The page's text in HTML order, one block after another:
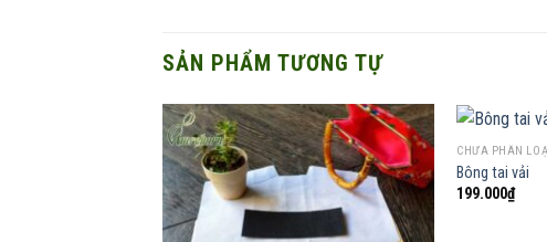
SẢN PHẨM TƯƠNG TỰ
Add to
wishlist
CHƯA PHÂN LOẠI
Bông tai vải
199.000₫